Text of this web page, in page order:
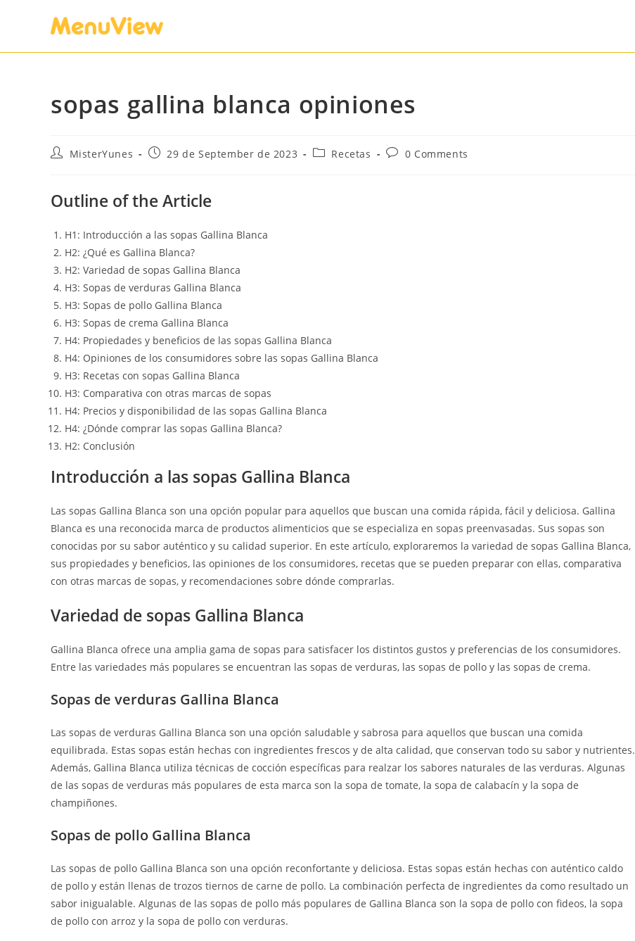
sopas gallina blanca opiniones
MisterYunes 29 de September de 2023 Recetas 0 Comments
Outline of the Article
H1: Introducción a las sopas Gallina Blanca
H2: ¿Qué es Gallina Blanca?
H2: Variedad de sopas Gallina Blanca
H3: Sopas de verduras Gallina Blanca
H3: Sopas de pollo Gallina Blanca
H3: Sopas de crema Gallina Blanca
H4: Propiedades y beneficios de las sopas Gallina Blanca
H4: Opiniones de los consumidores sobre las sopas Gallina Blanca
H3: Recetas con sopas Gallina Blanca
H3: Comparativa con otras marcas de sopas
H4: Precios y disponibilidad de las sopas Gallina Blanca
H4: ¿Dónde comprar las sopas Gallina Blanca?
H2: Conclusión
Introducción a las sopas Gallina Blanca
Las sopas Gallina Blanca son una opción popular para aquellos que buscan una comida rápida, fácil y deliciosa. Gallina
Blanca es una reconocida marca de productos alimenticios que se especializa en sopas preenvasadas. Sus sopas son
conocidas por su sabor auténtico y su calidad superior. En este artículo, exploraremos la variedad de sopas Gallina Blanca,
sus propiedades y beneficios, las opiniones de los consumidores, recetas que se pueden preparar con ellas, comparativa
con otras marcas de sopas, y recomendaciones sobre dónde comprarlas.
Variedad de sopas Gallina Blanca
Gallina Blanca ofrece una amplia gama de sopas para satisfacer los distintos gustos y preferencias de los consumidores.
Entre las variedades más populares se encuentran las sopas de verduras, las sopas de pollo y las sopas de crema.
Sopas de verduras Gallina Blanca
Las sopas de verduras Gallina Blanca son una opción saludable y sabrosa para aquellos que buscan una comida
equilibrada. Estas sopas están hechas con ingredientes frescos y de alta calidad, que conservan todo su sabor y nutrientes.
Además, Gallina Blanca utiliza técnicas de cocción específicas para realzar los sabores naturales de las verduras. Algunas
de las sopas de verduras más populares de esta marca son la sopa de tomate, la sopa de calabacín y la sopa de
champiñones.
Sopas de pollo Gallina Blanca
Las sopas de pollo Gallina Blanca son una opción reconfortante y deliciosa. Estas sopas están hechas con auténtico caldo
de pollo y están llenas de trozos tiernos de carne de pollo. La combinación perfecta de ingredientes da como resultado un
sabor inigualable. Algunas de las sopas de pollo más populares de Gallina Blanca son la sopa de pollo con fideos, la sopa
de pollo con arroz y la sopa de pollo con verduras.